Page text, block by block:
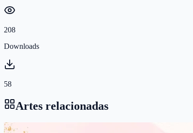
208
Downloads
58
Artes relacionadas